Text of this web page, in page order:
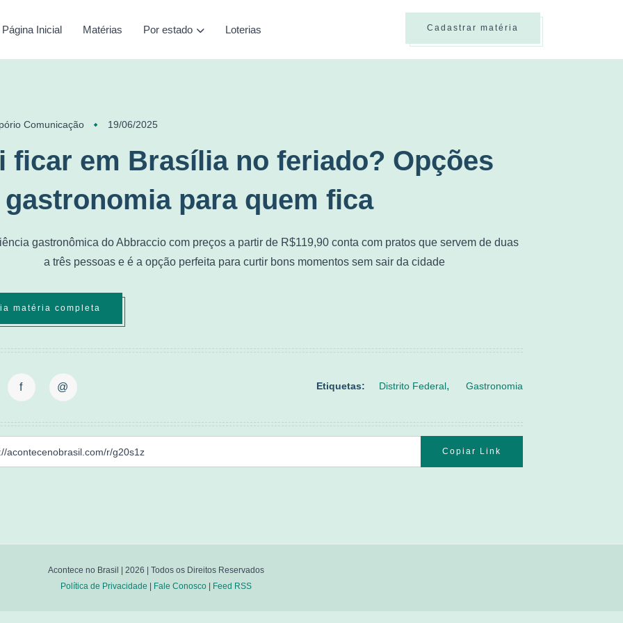
Cadastrar matéria
Página Inicial Matérias Por estado Loterias
Comunicação 19/06/2025
ficar em Brasília no feriado? Opções
gastronomia para quem fica
gastronômica do Abbraccio com preços a partir de R$119,90 conta com pratos que servem de duas
a três pessoas e é a opção perfeita para curtir bons momentos sem sair da cidade
matéria completa
f @ Etiquetas: Distrito Federal Gastronomia
Copiar Link
Acontece no Brasil | 2026 | Todos os Direitos Reservados
Política de Privacidade
Fale Conosco| Feed RSS